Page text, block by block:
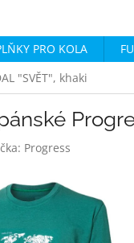
PRO KOLA
"SVĚT", khaki
Progress